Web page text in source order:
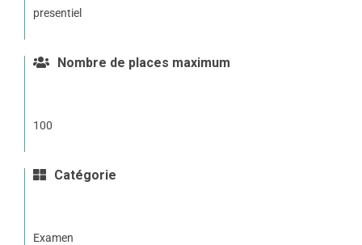
presentiel
Nombre de places maximum
100
Catégorie
Examen